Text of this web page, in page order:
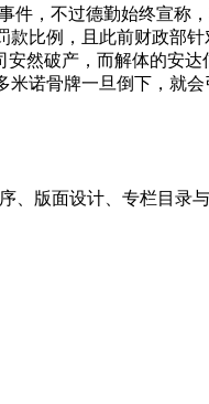
件，不过德勤始终宣称
比例，且此前财政部针
然破产，而解体的安
诺骨牌一旦倒下，就
、版面设计、专栏目录